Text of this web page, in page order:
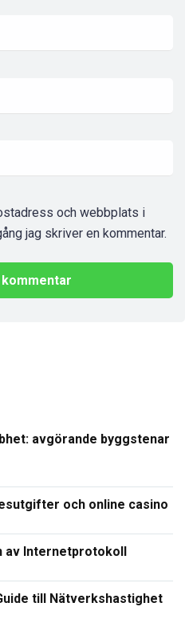
och webbplats i
jag skriver en kommentar.
avgörande byggstenar
och online casino
av Internetprotokoll
till Nätverkshastighet